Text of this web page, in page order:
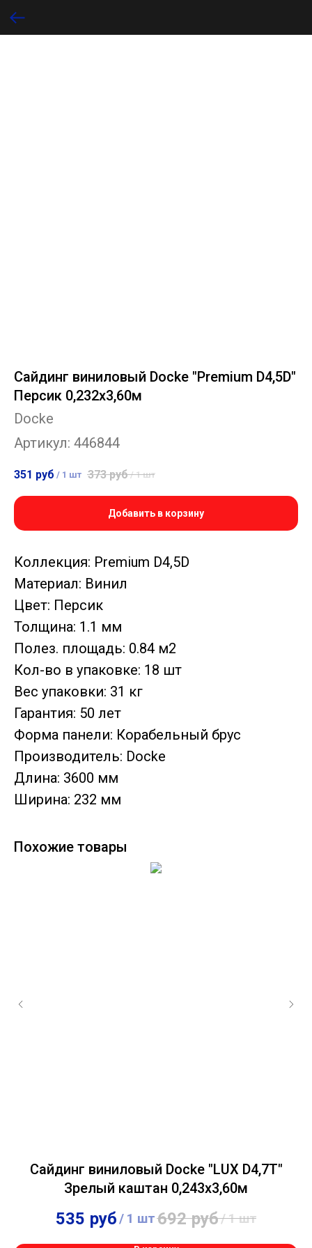
Сайдинг виниловый Docke "Premium D4,5D"
Персик 0,232х3,60м
Docke
Артикул: 446844
351 руб / 1 шт 373 руб / 1 шт
Добавить в корзину
Коллекция: Premium D4,5D
Материал: Винил
Цвет: Персик
Толщина: 1.1 мм
Полез. площадь: 0.84 м2
Кол-во в упаковке: 18 шт
Вес упаковки: 31 кг
Гарантия: 50 лет
Форма панели: Корабельный брус
Производитель: Docke
Длина: 3600 мм
Ширина: 232 мм
Похожие товары
Сайдинг виниловый Docke "LUX D4,7T"
Зрелый каштан 0,243х3,60м
535 руб/ 1 шт692 руб/1 шт